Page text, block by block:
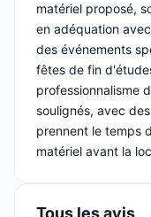
matériel proposé,
en adéquation
des événements
fêtes de fin
professionnalisme
soulignés, avec
prennent le temps
matériel avant la
Tous les avis